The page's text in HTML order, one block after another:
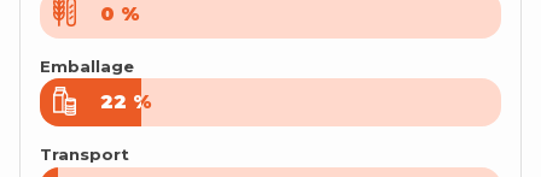
0 %
0 %
Emballage
22 %
22 %
Transport